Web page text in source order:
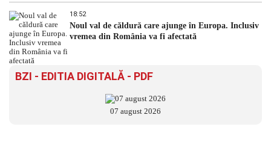
18:52
Noul val de căldură care ajunge în Europa. Inclusiv
vremea din România va fi afectată
BZI - EDITIA DIGITALĂ - PDF
07 august 2026